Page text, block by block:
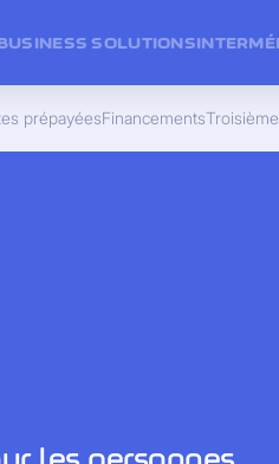
prépayéesFinancements
SOLUTIONS